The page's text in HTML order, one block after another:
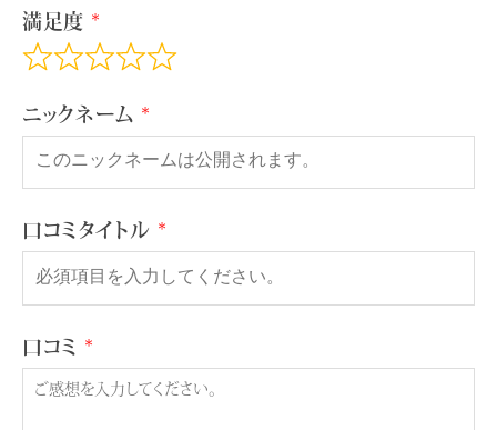
満足度
ニックネーム
口コミタイトル
口コミ